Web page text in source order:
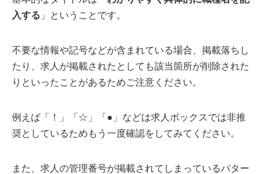
入する 」ということです。
不要な情報や記号などが含まれている場合、掲載落ちし
たり、求人が掲載されたとしても該当箇所が削除された
りといったことがあるためご注意ください。
例えば「！」「☆」「●」などは求人ボックスでは非推
奨としているためもう一度確認をしてみてください。
また、求人の管理番号が掲載されてしまっているパター